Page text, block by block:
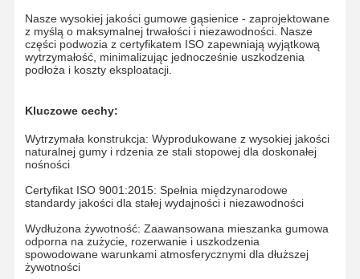
Nasze wysokiej jakości gumowe gąsienice - zaprojektowane
z myślą o maksymalnej trwałości i niezawodności. Nasze
części podwozia z certyfikatem ISO zapewniają wyjątkową
wytrzymałość, minimalizując jednocześnie uszkodzenia
podłoża i koszty eksploatacji.
Kluczowe cechy:
Wytrzymała konstrukcja: Wyprodukowane z wysokiej jakości
naturalnej gumy i rdzenia ze stali stopowej dla doskonałej
nośności
Certyfikat ISO 9001:2015: Spełnia międzynarodowe
standardy jakości dla stałej wydajności i niezawodności
Wydłużona żywotność: Zaawansowana mieszanka gumowa
odporna na zużycie, rozerwanie i uszkodzenia
spowodowane warunkami atmosferycznymi dla dłuższej
żywotności